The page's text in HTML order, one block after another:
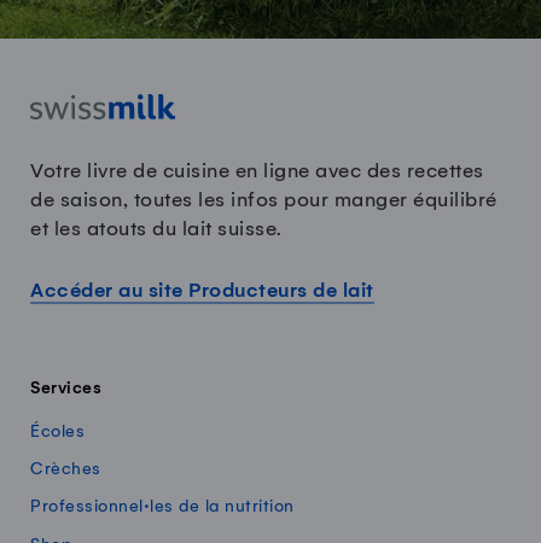
Votre livre de cuisine en ligne avec des recettes
de saison, toutes les infos pour manger équilibré
et les atouts du lait suisse.
Accéder au site Producteurs de lait
Services
Écoles
Crèches
Professionnel·les de la nutrition